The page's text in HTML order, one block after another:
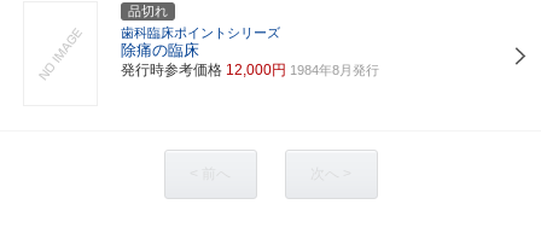
品切れ
歯科臨床ポイントシリーズ
除痛の臨床
発行時参考価格 12,000円 1984年8月発行